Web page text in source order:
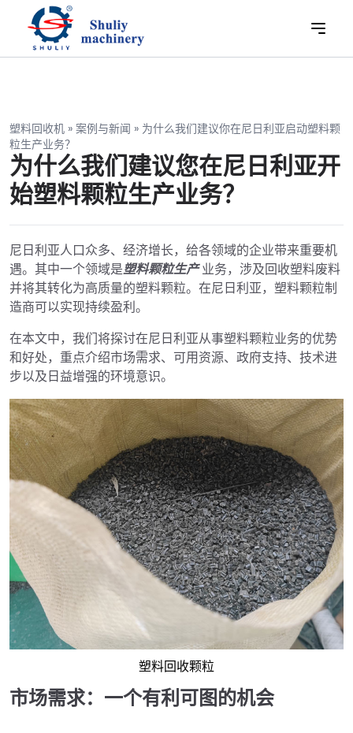
塑料回收机 » 案例与新闻 » 为什么我们建议你在尼日利亚启动塑料颗
粒生产业务？
为什么我们建议您在尼日利亚开
始塑料颗粒生产业务？
尼日利亚人口众多、经济增长，给各领域的企业带来重要机
遇。其中一个领域是塑料颗粒生产 业务，涉及回收塑料废料
并将其转化为高质量的塑料颗粒。在尼日利亚，塑料颗粒制
造商可以实现持续盈利。
在本文中，我们将探讨在尼日利亚从事塑料颗粒业务的优势
和好处，重点介绍市场需求、可用资源、政府支持、技术进
步以及日益增强的环境意识。
塑料回收颗粒
市场需求：一个有利可图的机会